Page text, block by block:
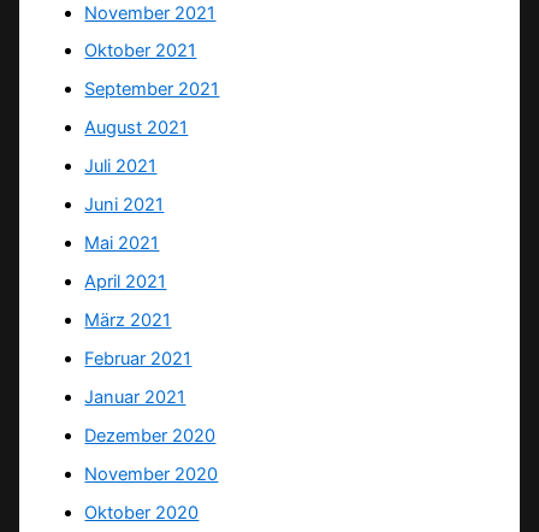
November 2021
Oktober 2021
September 2021
August 2021
Juli 2021
Juni 2021
Mai 2021
April 2021
März 2021
Februar 2021
Januar 2021
Dezember 2020
November 2020
Oktober 2020